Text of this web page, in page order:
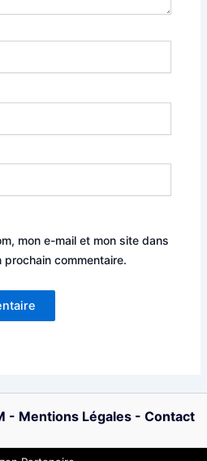
mon e-mail et mon site dans
commentaire.
- Mentions Légales- Contact